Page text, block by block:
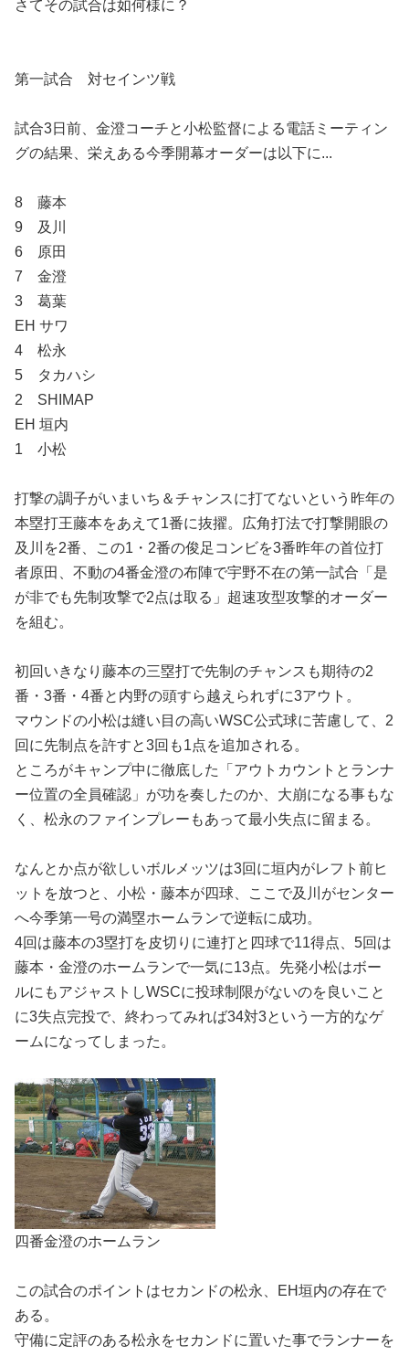
さてその試合は如何様に？
第一試合 対セインツ戦
試合3日前、金澄コーチと小松監督による電話ミーティン
グの結果、栄えある今季開幕オーダーは以下に...
8 藤本
9 及川
6 原田
7 金澄
3 葛葉
EH サワ
4 松永
5 タカハシ
2 SHIMAP
EH 垣内
1 小松
打撃の調子がいまいち＆チャンスに打てないという昨年の
本塁打王藤本をあえて1番に抜擢。広角打法で打撃開眼の
及川を2番、この1・2番の俊足コンビを3番昨年の首位打
者原田、不動の4番金澄の布陣で宇野不在の第一試合「是
が非でも先制攻撃で2点は取る」超速攻型攻撃的オーダー
を組む。
初回いきなり藤本の三塁打で先制のチャンスも期待の2
番・3番・4番と内野の頭すら越えられずに3アウト。
マウンドの小松は縫い目の高いWSC公式球に苦慮して、2
回に先制点を許すと3回も1点を追加される。
ところがキャンプ中に徹底した「アウトカウントとランナ
ー位置の全員確認」が功を奏したのか、大崩になる事もな
く、松永のファインプレーもあって最小失点に留まる。
なんとか点が欲しいボルメッツは3回に垣内がレフト前ヒ
ットを放つと、小松・藤本が四球、ここで及川がセンター
へ今季第一号の満塁ホームランで逆転に成功。
4回は藤本の3塁打を皮切りに連打と四球で11得点、5回は
藤本・金澄のホームランで一気に13点。先発小松はボー
ルにもアジャストしWSCに投球制限がないのを良いこと
に3失点完投で、終わってみれば34対3という一方的なゲ
ームになってしまった。
四番金澄のホームラン
この試合のポイントはセカンドの松永、EH垣内の存在で
ある。
守備に定評のある松永をセカンドに置いた事でランナーを